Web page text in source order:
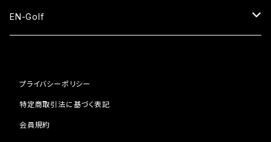
Tシャツ
パーカー
ブルゾン
HAT
BAG
POUCH
ベースボールシャツ
キャップ
サンダル
EN-Golf
ピステ
ナイロンパンツ
PAR109 2H
ピステ
PAR109 3H
プライバシーポリシー
特定商取引法に基づく表記
会員規約